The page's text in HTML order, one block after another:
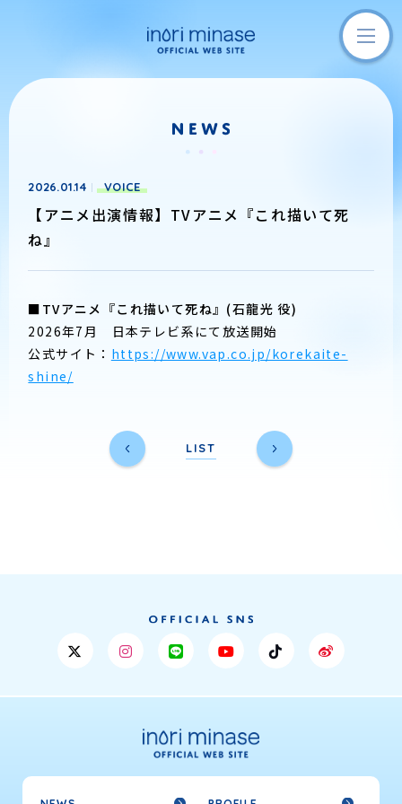
2026.01.14 VOICE
【アニメ出演情報】TVアニメ『これ描いて死
ね』
■TVアニメ『これ描いて死ね』(石龍光 役)
2026年7月 日本テレビ系にて放送開始
公式サイト： https://www.vap.co.jp/korekaite-
shine/
LIST